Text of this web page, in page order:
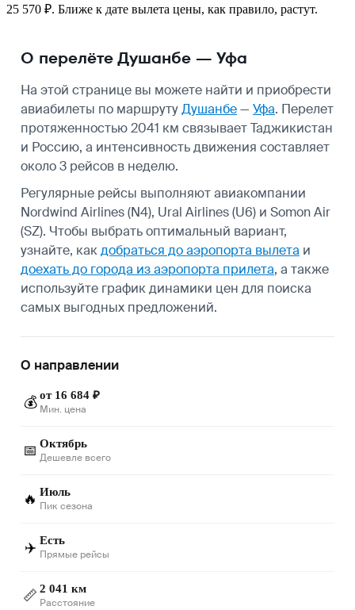
25 570 ₽. Ближе к дате вылета цены, как правило, растут.
О перелёте Душанбе — Уфа
На этой странице вы можете найти и приобрести
авиабилеты по маршрутуДушанбе— Уфа. Перелет
протяженностью 2041 км связывает Таджикистан
и Россию, а интенсивность движения составляет
около 3 рейсов в неделю.
Регулярные рейсы выполняют авиакомпании
Nordwind Airlines (N4), Ural Airlines (U6) и Somon Air
(SZ). Чтобы выбрать оптимальный вариант,
узнайте, какдобраться до аэропорта вылета и
доехать до города из аэропорта прилета, а также
используйте график динамики цен для поиска
самых выгодных предложений.
О направлении
💰 от 16 684 ₽
Мин. цена
📅 Октябрь
Дешевле всего
🔥 Июль
Пик сезона
✈️ Есть
Прямые рейсы
📏 2 041 км
Расстояние